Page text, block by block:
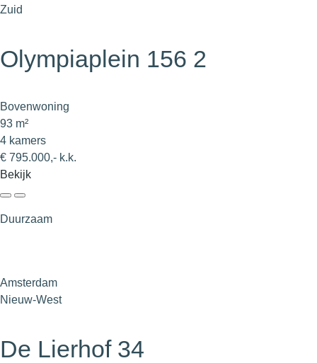
Zuid
Olympiaplein 156 2
Bovenwoning
93 m²
4 kamers
€ 795.000,- k.k.
Bekijk
Duurzaam
Amsterdam
Nieuw-West
De Lierhof 34